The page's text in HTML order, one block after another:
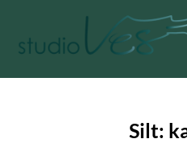
content
Silt: